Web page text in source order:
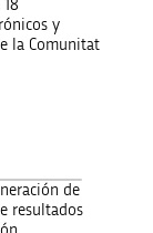
y
la Comunitat
de
resultados